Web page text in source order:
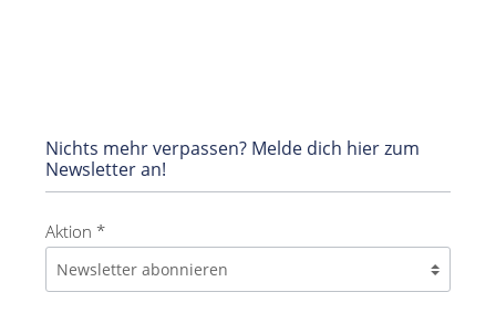
Nichts mehr verpassen? Melde dich hier zum
Newsletter an!
Aktion *